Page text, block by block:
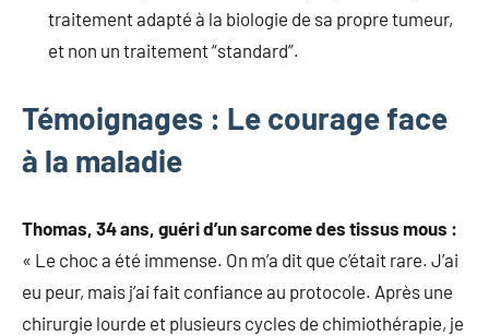
traitement adapté à la biologie de sa propre tumeur,
et non un traitement “standard”.
Témoignages : Le courage face
à la maladie
Thomas, 34 ans, guéri d’un sarcome des tissus mous :
« Le choc a été immense. On m’a dit que c’était rare. J’ai
eu peur, mais j’ai fait confiance au protocole. Après une
chirurgie lourde et plusieurs cycles de chimiothérapie, je